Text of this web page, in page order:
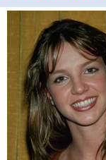
Pily,
Zboží
Sekery